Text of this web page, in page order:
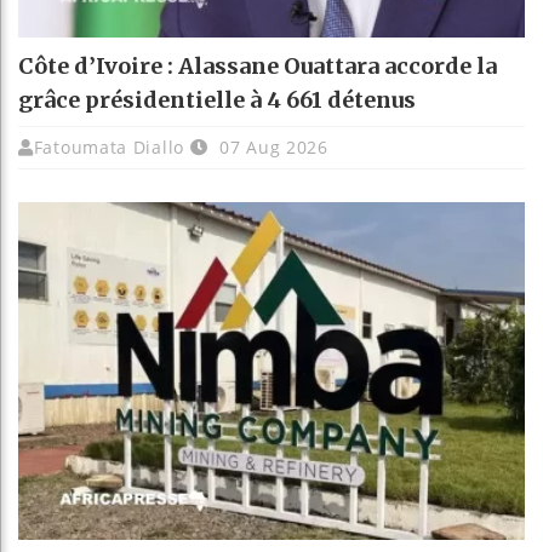
Côte d’Ivoire : Alassane Ouattara accorde la
grâce présidentielle à 4 661 détenus
Fatoumata Diallo 07 Aug 2026